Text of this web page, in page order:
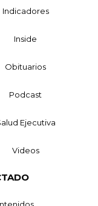
Indicadores
Inside
Obituarios
Podcast
Ejecutiva
Videos